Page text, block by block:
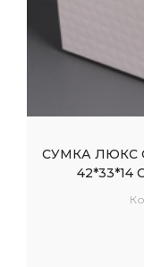
СУМКА ЛЮКС